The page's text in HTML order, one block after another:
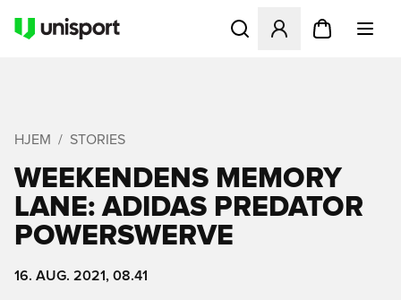
Åbner en Modal til at
HJEM STORIES
WEEKENDENS MEMORY
LANE: ADIDAS PREDATOR
POWERSWERVE
16. AUG. 2021, 08.41